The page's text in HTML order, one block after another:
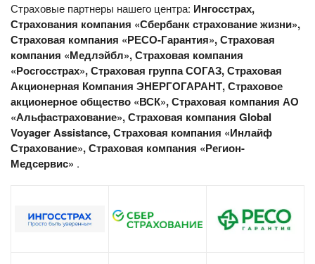
Страховые партнеры нашего центра: Ингосстрах,
Страхования компания «Сбербанк страхование жизни»,
Страховая компания «РЕСО-Гарантия», Страховая
компания «Медлэйбл», Страховая компания
«Росгосстрах», Страховая группа СОГАЗ, Страховая
Акционерная Компания ЭНЕРГОГАРАНТ, Страховое
акционерное общество «ВСК», Страховая компания АО
«Альфастрахование», Страховая компания Global
Voyager Assistance, Страховая компания «Инлайф
Страхование», Страховая компания «Регион-
Медсервис» .